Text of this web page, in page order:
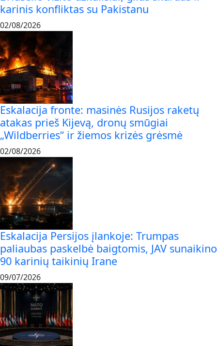
karinis konfliktas su Pakistanu
02/08/2026
Eskalacija fronte: masinės Rusijos raketų
atakas prieš Kijevą, dronų smūgiai
„Wildberries“ ir žiemos krizės grėsmė
02/08/2026
Eskalacija Persijos įlankoje: Trumpas
paliaubas paskelbė baigtomis, JAV sunaikino
90 karinių taikinių Irane
09/07/2026